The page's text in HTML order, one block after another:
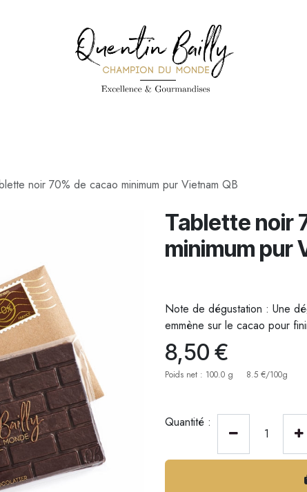
noir 70% de cacao minimum pur Vietnam QB
Tablette noir
minimum pur
Note de dégustation : Une
emmène sur le cacao pour
8,50 €
Poids net : 100.0 g 8.5 €/100g
Quantité :